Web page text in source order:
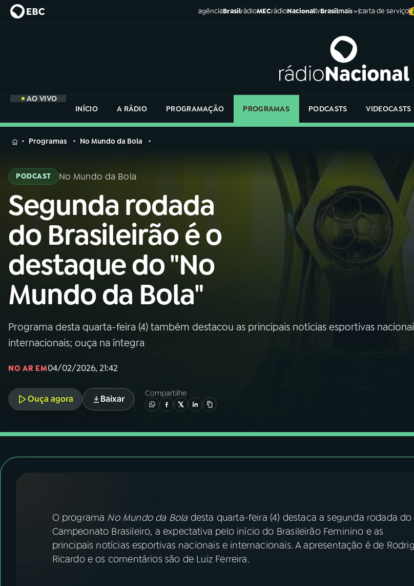
agênciaBrasilrádioMECrádioNacionaltvBrasilmais carta de serviço
AO VIVO
INÍCIO
A RÁDIO PROGRAMAÇÃO PROGRAMAS PODCASTS VIDEOCASTS
MENU
Buscar
na
Rádio
Nacional
AO VIVO
01 INÍCIO
02 A RÁDIO
03PROGRAMAÇÃO
ACOMPANHE A RÁDIO NACIONAL
YouTube Facebook
na
Rádio
Programas No Mundo da Bola
PODCAST No Mundo da Bola
Segunda rodada
do Brasileirão é o
destaque do "No
Mundo da Bola"
Programa desta quarta-feira (4) também destacou as principais notícias esportivas
internacionais; ouça na íntegra
NO AR EM04/02/2026, 21:42
Ouça agora Baixar
Compartilhe
O programa No Mundo da Boladesta quarta-feira (4) destaca a segunda rodada do
Campeonato Brasileiro, a expectativa pelo início do Brasileirão Feminino e as
principais notícias esportivas nacionais e internacionais. A apresentação é de
Ricardo e os comentários são de Luiz Ferreira.